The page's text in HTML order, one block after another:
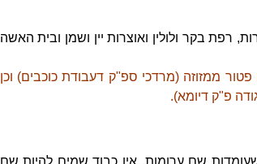
רפת בקר ולולין ואוצרות יין ושמן ובית האשה
ממזוזה (מרדכי ספ"ק דעבודת כוכבים) וכן
פ"ק דיומא).
שם ערומות, אין כבוד שמים להיות שם